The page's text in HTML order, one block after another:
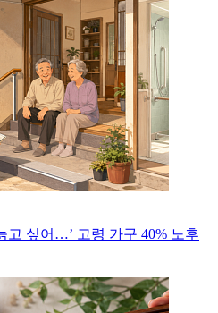
고 싶어…’ 고령 가구 40% 노후